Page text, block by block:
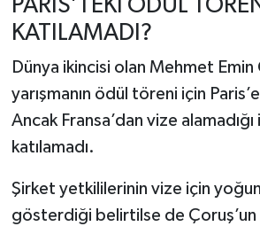
PARİS’TEKİ ÖDÜL
KATILAMADI?
Dünya ikincisi olan Mehmet Emin
yarışmanın ödül töreni için
Ancak Fransa’dan vize
katılamadı.
Şirket yetkililerinin vize için
gösterdiği belirtilse de Çoruş’un